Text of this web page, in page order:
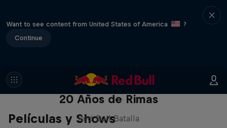
Want to see content from United States of America
?
Continue
Películas y Shows
Red Bull Batalla Nueva Historia:
20 Años de Rimas
Red Bull Batalla